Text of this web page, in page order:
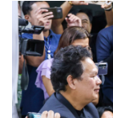
ทุจริต (คตท.)